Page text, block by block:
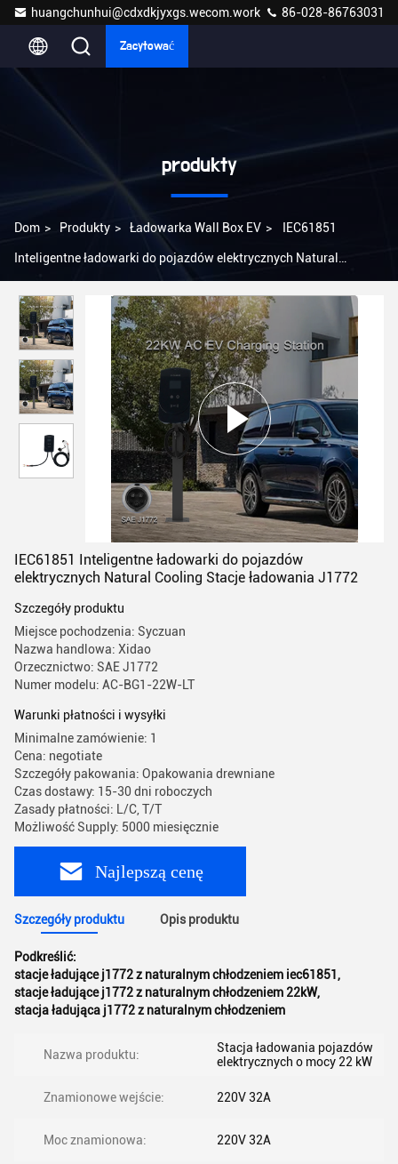
huangchunhui@cdxdkjyxgs.wecom.work 86-028-86763031
Zacytować
produkty
Dom > Produkty > Ładowarka Wall Box EV > IEC61851
Inteligentne ładowarki do pojazdów elektrycznych Natural
IEC61851 Inteligentne ładowarki do pojazdów
elektrycznych Natural Cooling Stacje ładowania J1772
Szczegóły produktu
Miejsce pochodzenia: Syczuan
Nazwa handlowa: Xidao
Orzecznictwo: SAE J1772
Numer modelu: AC-BG1-22W-LT
Warunki płatności i wysyłki
Minimalne zamówienie: 1
Cena: negotiate
Szczegóły pakowania: Opakowania drewniane
Czas dostawy: 15-30 dni roboczych
Zasady płatności: L/C, T/T
Możliwość Supply: 5000 miesięcznie
Najlepszą cenę
Szczegóły produktu Opis produktu
Podkreślić:
stacje ładujące j1772 z naturalnym chłodzeniem iec61851 ,
stacje ładujące j1772 z naturalnym chłodzeniem 22kW,
stacja ładująca j1772 z naturalnym chłodzeniem
Nazwa produktu:
Stacja ładowania pojazdów
elektrycznych o mocy 22 kW
Znamionowe wejście: 220V 32A
Moc znamionowa: 220V 32A